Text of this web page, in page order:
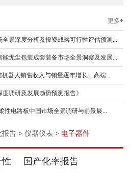
更多+
全景深度分析及投资战略可行性评估预测...
能无尘包装成套装备市场全景洞察及发展...
机器人销售收入与销量逐年增长，高端...
调研及发展趋势预测报告》
性电路板中国市场全景调研与前景展...
报告 > 仪器仪表 > 电子器件
国产化率报告